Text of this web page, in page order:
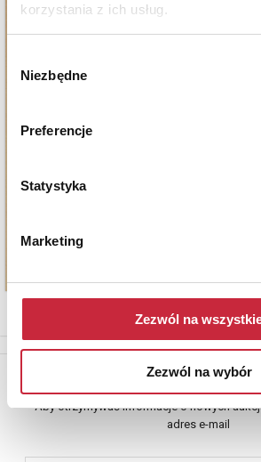
korzystania z ich usług.
zgody
Niezbędne
Preferencje
Statystyka
Marketing
Zezwól na
Zezwól na wybór
Newsletter
Aby otrzymywać informacje o nowych
adres e-mail